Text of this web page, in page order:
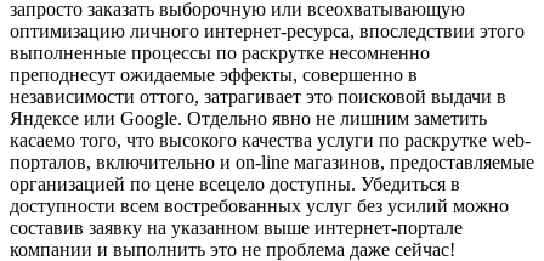
запросто заказать выборочную или всеохватывающую
оптимизацию личного интернет-ресурса, впоследствии этого
выполненные процессы по раскрутке несомненно
преподнесут ожидаемые эффекты, совершенно в
независимости оттого, затрагивает это поисковой выдачи в
Яндексе или Google. Отдельно явно не лишним заметить
касаемо того, что высокого качества услуги по раскрутке web-
порталов, включительно и on-line магазинов, предоставляемые
организацией по цене всецело доступны. Убедиться в
доступности всем востребованных услуг без усилий можно
составив заявку на указанном выше интернет-портале
компании и выполнить это не проблема даже сейчас!